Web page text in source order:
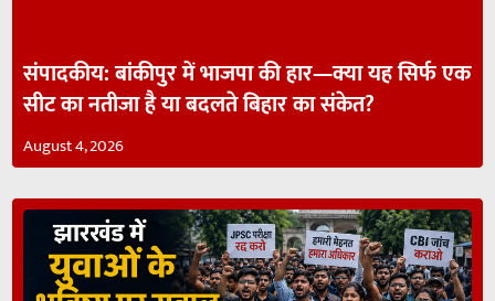
संपादकीय: बांकीपुर में भाजपा की हार—क्या यह सिर्फ एक
सीट का नतीजा है या बदलते बिहार का संकेत?
August 4, 2026